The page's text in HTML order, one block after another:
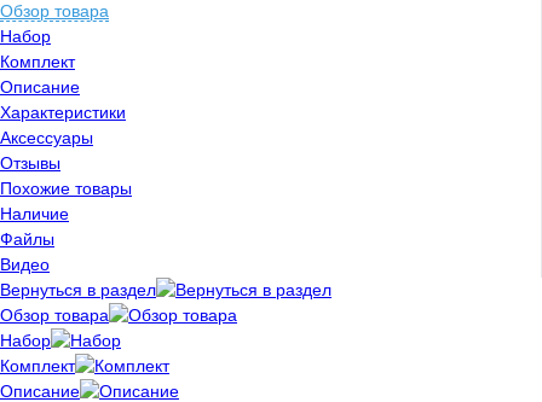
Обзор товара
Набор
Комплект
Описание
Характеристики
Аксессуары
Отзывы
Похожие товары
Наличие
Файлы
Видео
Вернуться в раздел
Обзор товара
Набор
Комплект
Описание